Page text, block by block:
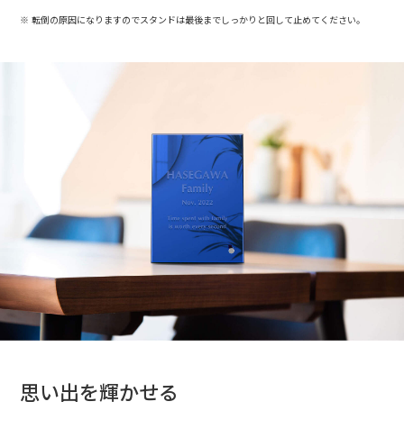
※ 転倒の原因になりますのでスタンドは最後までしっかりと回して止めてください。
思い出を輝かせる